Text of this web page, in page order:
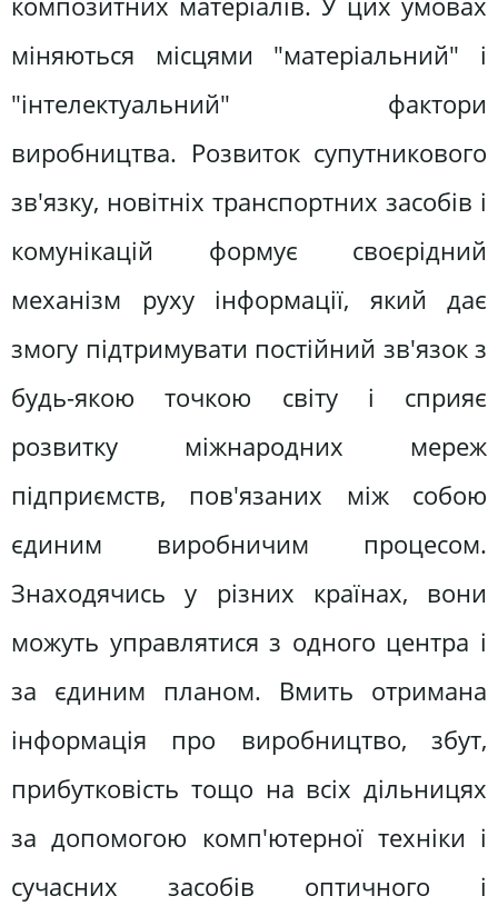
міняються місцями "матеріальний" і
"інтелектуальний" фактори
виробництва. Розвиток супутникового
зв'язку, новітніх транспортних засобів і
комунікацій формує своєрідний
механізм руху інформації, який дає
змогу підтримувати постійний зв'язок з
будь-якою точкою світу і сприяє
розвитку міжнародних мереж
підприємств, пов'язаних між собою
єдиним виробничим процесом.
Знаходячись у різних країнах, вони
можуть управлятися з одного центра і
за єдиним планом. Вмить отримана
інформація про виробництво, збут,
прибутковість тощо на всіх дільницях
за допомогою комп'ютерної техніки і
сучасних засобів оптичного і